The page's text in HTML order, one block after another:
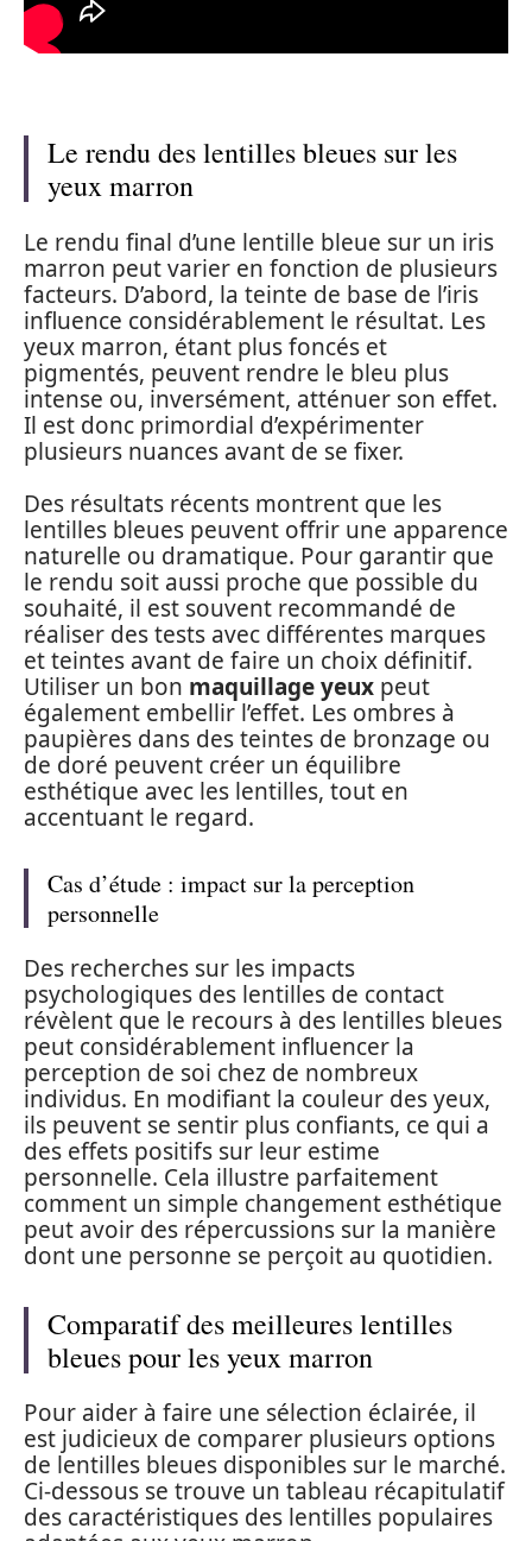
Le rendu des lentilles bleues sur les
yeux marron
Le rendu final d’une lentille bleue sur un iris
marron peut varier en fonction de plusieurs
facteurs. D’abord, la teinte de base de l’iris
influence considérablement le résultat. Les
yeux marron, étant plus foncés et
pigmentés, peuvent rendre le bleu plus
intense ou, inversément, atténuer son effet.
Il est donc primordial d’expérimenter
plusieurs nuances avant de se fixer.
Des résultats récents montrent que les
lentilles bleues peuvent offrir une apparence
naturelle ou dramatique. Pour garantir que
le rendu soit aussi proche que possible du
souhaité, il est souvent recommandé de
réaliser des tests avec différentes marques
et teintes avant de faire un choix définitif.
Utiliser un bon maquillage yeux peut
également embellir l’effet. Les ombres à
paupières dans des teintes de bronzage ou
de doré peuvent créer un équilibre
esthétique avec les lentilles, tout en
accentuant le regard.
Cas d’étude : impact sur la perception
personnelle
Des recherches sur les impacts
psychologiques des lentilles de contact
révèlent que le recours à des lentilles bleues
peut considérablement influencer la
perception de soi chez de nombreux
individus. En modifiant la couleur des yeux,
ils peuvent se sentir plus confiants, ce qui a
des effets positifs sur leur estime
personnelle. Cela illustre parfaitement
comment un simple changement esthétique
peut avoir des répercussions sur la manière
dont une personne se perçoit au quotidien.
Comparatif des meilleures lentilles
bleues pour les yeux marron
Pour aider à faire une sélection éclairée, il
est judicieux de comparer plusieurs options
de lentilles bleues disponibles sur le marché.
Ci-dessous se trouve un tableau récapitulatif
des caractéristiques des lentilles populaires